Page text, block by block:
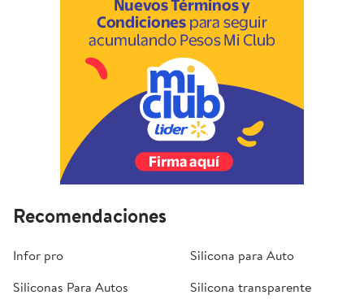
Recomendaciones
Infor pro
Silicona para Auto
Siliconas Para Autos
Silicona transparente